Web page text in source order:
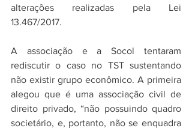
alterações realizadas pela Lei
13.467/2017.
A associação e a Socol tentaram
rediscutir o caso no TST sustentando
não existir grupo econômico. A primeira
alegou que é uma associação civil de
direito privado, “não possuindo quadro
societário, e, portanto, não se enquadra